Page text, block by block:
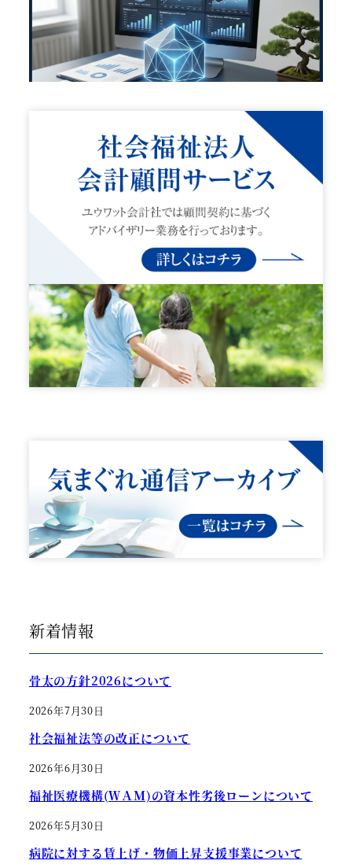
新着情報
骨太の方針2026について
2026年7月30日
社会福祉法等の改正について
2026年6月30日
福祉医療機構(ＷＡＭ)の資本性劣後ローンについて
2026年5月30日
病院に対する賃上げ・物価上昇支援事業について